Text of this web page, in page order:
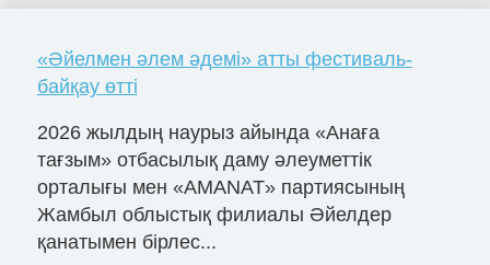
«Әйелмен әлем әдемі» атты фестиваль-
байқау өтті
2026 жылдың наурыз айында «Анаға
тағзым» отбасылық даму әлеуметтік
орталығы мен «AMANAT» партиясының
Жамбыл облыстық филиалы Әйелдер
қанатымен бірлес...